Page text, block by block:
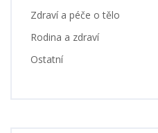
Zdraví a péče o tělo
Rodina a zdraví
Ostatní